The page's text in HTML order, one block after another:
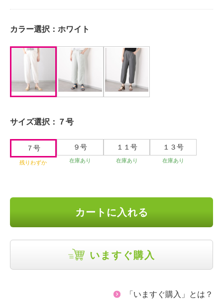
カラー選択： ホワイト
サイズ選択： ７号
７号
残りわずか
９号
在庫あり
１１号
在庫あり
１３号
在庫あり
カートに入れる
いますぐ購入
「いますぐ購入」とは？